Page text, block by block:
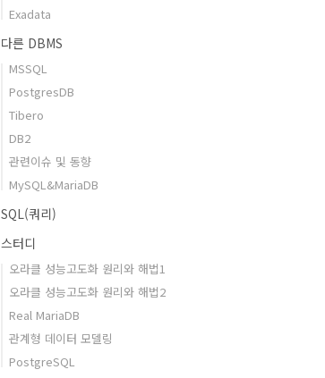
Exadata
다른 DBMS
MSSQL
PostgresDB
Tibero
DB2
관련이슈 및 동향
MySQL&MariaDB
SQL(쿼리)
스터디
오라클 성능고도화 원리와 해법1
오라클 성능고도화 원리와 해법2
Real MariaDB
관계형 데이터 모델링
PostgreSQL